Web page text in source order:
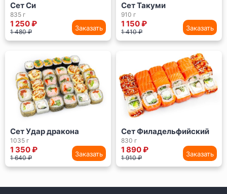
Сет Си
835 г
1 250 ₽
1 480 ₽ Заказать
Сет Такуми
910 г
1 150 ₽
1 410 ₽ Заказать
Сет Удар дракона
1035 г
1 350 ₽
1 640 ₽ Заказать
Сет Филадельфийский
830 г
1 890 ₽
1 910 ₽ Заказать